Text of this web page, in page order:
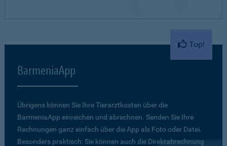
Top!
BarmeniaApp
Übrigens können Sie Ihre Tierarztkosten über die
BarmeniaApp einreichen und abrechnen. Senden Sie Ihre
Rechnungen ganz einfach über die App als Foto oder Datei.
Besonders praktisch: Sie können auch die Direktabrechnung